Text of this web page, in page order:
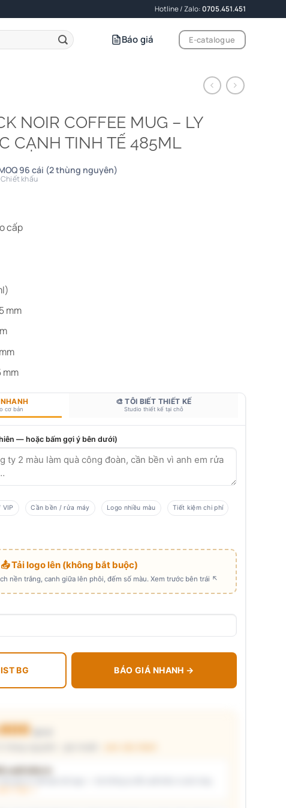
Hotline / Zalo:0705.451.451
Báo giá E-catalogue
NOIR COFFEE MUG – LY
CẠNH TINH TẾ 485ML
MOQ 96 cái (2 thùng nguyên)
khấu
cấp
mm
mm
cơ bản
🎨 TÔI BIẾT THIẾT KẾ
Studio thiết kế tại chỗ
— hoặc bấm gợi ý bên dưới)
VIP Cần bền / rửa máy Logo nhiều màu Tiết kiệm chi phí
📤 Tải logo lên (không bắt buộc)
nền trắng, canh giữa lên phôi, đếm số màu. Xem trước bên trái ↖
BG BÁO GIÁ NHANH →